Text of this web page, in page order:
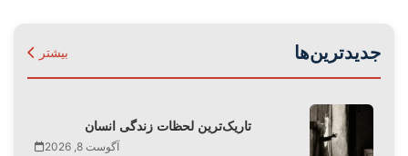
جدیدترین‌ها بیشتر
تاریک‌ترین لحظات زندگی انسان
آگوست 8, 2026